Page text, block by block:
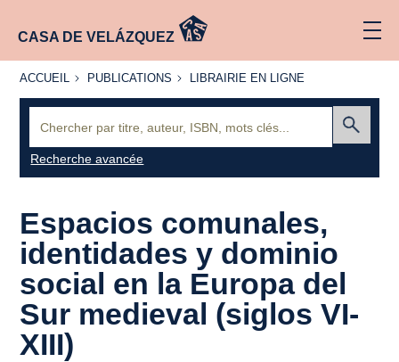
CASA DE VELÁZQUEZ
ACCUEIL
ACCUEIL PUBLICATIONS
PUBLICATIONS
LIBRAIRIE
LIBRAIRIE EN LIGNE
Recherche avancée
Espacios comunales,
identidades y dominio
social en la Europa del
Sur medieval (siglos VI-
XIII)